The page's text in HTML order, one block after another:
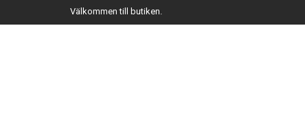
Välkommen till butiken.